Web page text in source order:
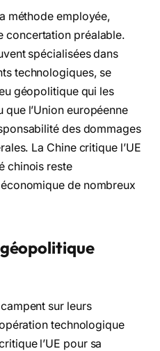
méthode employée,
concertation préalable.
spécialisées dans
technologiques, se
géopolitique qui les
l’Union européenne
des dommages
La Chine critique l’UE
chinois reste
de nombreux
sur leurs
technologique
l’UE pour sa